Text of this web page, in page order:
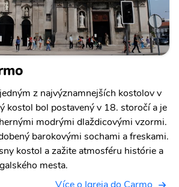
z najvýznamnejších kostolov v
kostol bol postavený v 18. storočí a je
modrými dlaždicovými vzormi.
barokovými sochami a freskami.
kostol a zažite atmosféru histórie a
mesta.